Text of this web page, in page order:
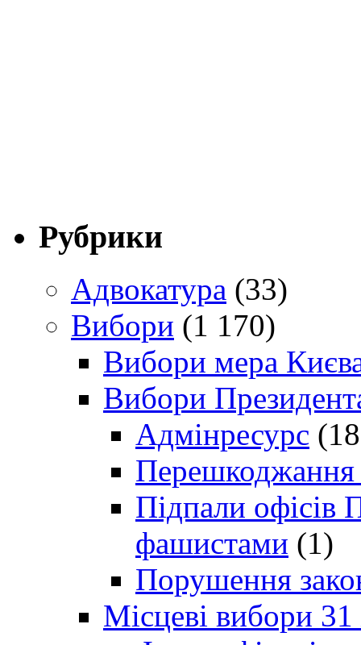
Рубрики
Адвокатура (33)
Вибори (1 170)
Вибори мера
Вибори
Адмінресурс
Перешкоджання
Підпали офісів
фашистами (1)
Порушення
Місцеві вибори